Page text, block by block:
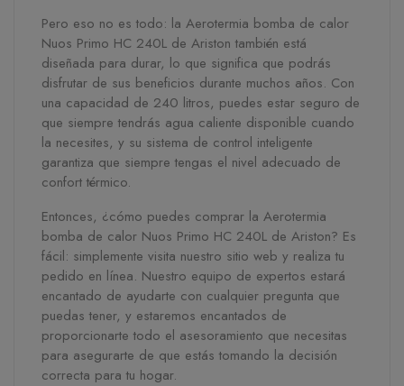
Pero eso no es todo: la Aerotermia bomba de calor
Nuos Primo HC 240L de Ariston también está
diseñada para durar, lo que significa que podrás
disfrutar de sus beneficios durante muchos años. Con
una capacidad de 240 litros, puedes estar seguro de
que siempre tendrás agua caliente disponible cuando
la necesites, y su sistema de control inteligente
garantiza que siempre tengas el nivel adecuado de
confort térmico.
Entonces, ¿cómo puedes comprar la Aerotermia
bomba de calor Nuos Primo HC 240L de Ariston? Es
fácil: simplemente visita nuestro sitio web y realiza tu
pedido en línea. Nuestro equipo de expertos estará
encantado de ayudarte con cualquier pregunta que
puedas tener, y estaremos encantados de
proporcionarte todo el asesoramiento que necesitas
para asegurarte de que estás tomando la decisión
correcta para tu hogar.